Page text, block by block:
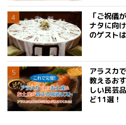
「ご祝儀
ナタに向
のゲスト
アラスカ
教えるお
しい民芸
ど11選！